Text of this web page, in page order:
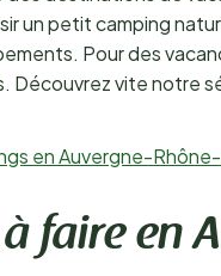
un petit camping
Pour des
Découvrez vite notre
en Auvergne-
faire en